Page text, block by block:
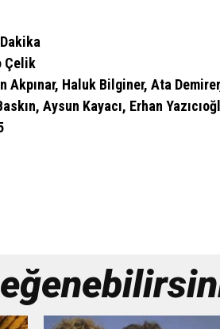
Çelik
Akpınar, Haluk Bilginer, Ata
Aysun Kayacı, Erhan